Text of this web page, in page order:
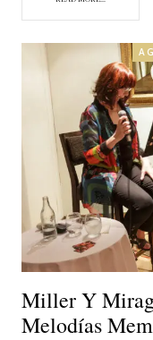
Miller Y
Melodías